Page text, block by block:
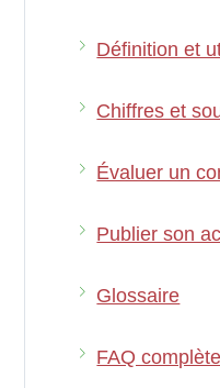
Définition et
Chiffres et
Évaluer un
Publier son
Glossaire
FAQ complète